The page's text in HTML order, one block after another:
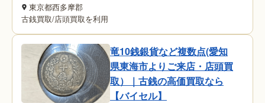
東京都西多摩郡
古銭買取/店頭買取を利用
竜10銭銀貨など複数点(愛知
県東海市よりご来店・店頭買
取）｜古銭の高価買取なら
【バイセル】